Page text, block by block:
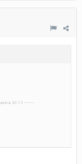
в 20:12 ----------